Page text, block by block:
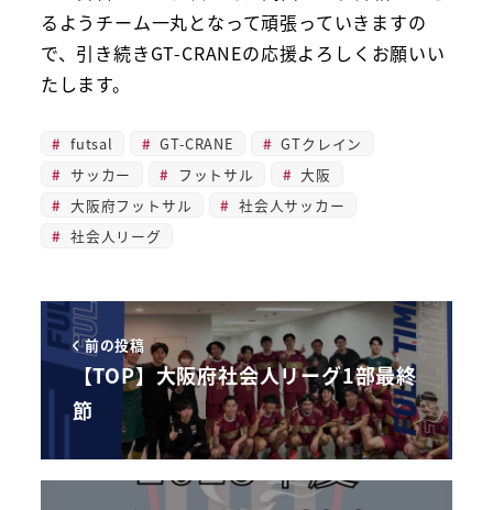
るようチーム一丸となって頑張っていきますの
で、引き続きGT-CRANEの応援よろしくお願いい
たします。
futsal GT-CRANE
GTクレイン
サッカー
フットサル
大阪
大阪府フットサル
社会人サッカー
社会人リーグ
前の投稿
【TOP】大阪府社会人リーグ1部最終
節